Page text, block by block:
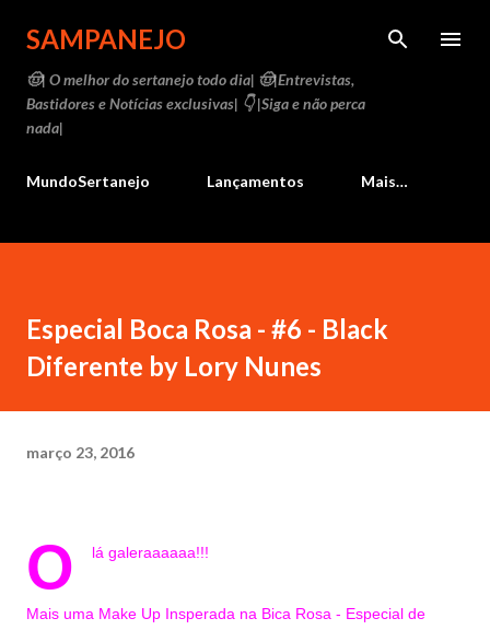
Pular para o conteúdo principal
SAMPANEJO
🤠| O melhor do sertanejo todo dia| 🤠|Entrevistas,
Bastidores e Notícias exclusivas| 👇 |Siga e não perca
nada|
MundoSertanejo Lançamentos Mais…
Especial Boca Rosa - #6 - Black
Diferente by Lory Nunes
março 23, 2016
O lá galeraaaaaa!!!
Mais uma Make Up Insperada na Bica Rosa - Especial de